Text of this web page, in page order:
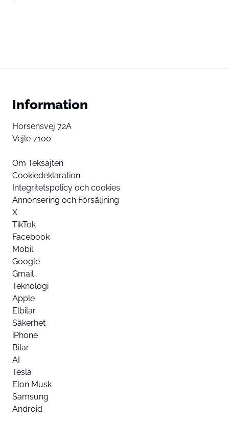
Information
Horsensvej 72A
Vejle 7100
Om Teksajten
Cookiedeklaration
Integritetspolicy och cookies
Annonsering och Försäljning
X
TikTok
Facebook
Mobil
Google
Gmail
Teknologi
Apple
Elbilar
Säkerhet
iPhone
Bilar
AI
Tesla
Elon Musk
Samsung
Android